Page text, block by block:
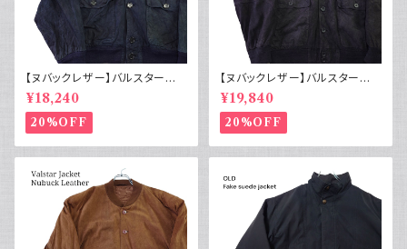
【ヌバックレザー】バルスター型
ブルゾンジャケット ユーロ古着
ヴィンテージ 紺
¥18,240
20%OFF
【ヌバックレザー】バルスター型
ブルゾンジャケット イタリア ヴィ
ンテージ 黒
¥19,840
20%OFF